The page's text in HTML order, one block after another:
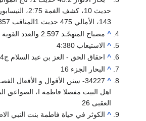
حديث 10، كشف
143، الأمالي 475 حديث 1المناقب 3:357
^ مصباح المتهجّـد 2:597 والعدد القوية 219
^ الاستيعاب 4:380
^ احقاق الحق - العز بن عبد السلام ج4 ص 12
^ البحار الجزء 16
^
34227-
العقبى 26
^ الكوثر في حياة فاطمة بنت النبي